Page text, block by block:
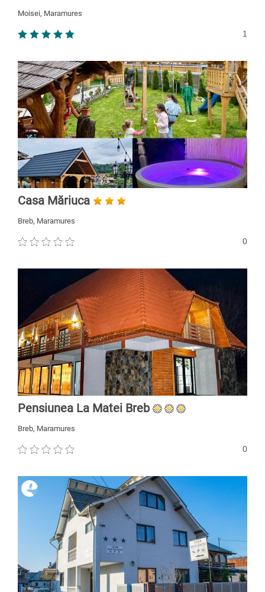
Moisei, Maramures
1
Casa Măriuca
Breb, Maramures
0
Pensiunea La Matei Breb
Breb, Maramures
0